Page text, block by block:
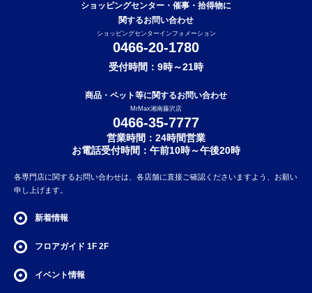
ショッピングセンター・催事・拾得物に
関するお問い合わせ
ショッピングセンターインフォメーション
0466-20-1780
受付時間：9時～21時
商品・ペット等に関するお問い合わせ
MrMax湘南藤沢店
0466-35-7777
営業時間：24時間営業
お電話受付時間：午前10時～午後20時
各専門店に関するお問い合わせは、各店舗に直接ご確認くださいますよう、お願い
申し上げます。
新着情報
フロアガイド 1F 2F
イベント情報